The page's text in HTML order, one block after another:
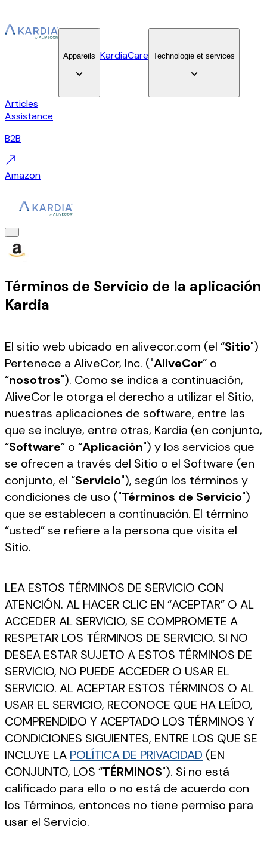
Appareils KardiaCare Technologie et services
Articles
Assistance
B2B
Amazon
Términos de Servicio de la aplicación
Kardia
El sitio web ubicado en alivecor.com (el “Sitio")
Pertenece a AliveCor, Inc. ("AliveCor” o
“nosotros"). Como se indica a continuación,
AliveCor le otorga el derecho a utilizar el Sitio,
nuestras aplicaciones de software, entre las
que se incluye, entre otras, Kardia (en conjunto,
“Software” o “Aplicación") y los servicios que
se ofrecen a través del Sitio o el Software (en
conjunto, el “Servicio"), según los términos y
condiciones de uso ("Términos de Servicio")
que se establecen a continuación. El término
“usted” se refiere a la persona que visita el
Sitio.
LEA ESTOS TÉRMINOS DE SERVICIO CON
ATENCIÓN. AL HACER CLIC EN “ACEPTAR” O AL
ACCEDER AL SERVICIO, SE COMPROMETE A
RESPETAR LOS TÉRMINOS DE SERVICIO. SI NO
DESEA ESTAR SUJETO A ESTOS TÉRMINOS DE
SERVICIO, NO PUEDE ACCEDER O USAR EL
SERVICIO. AL ACEPTAR ESTOS TÉRMINOS O AL
USAR EL SERVICIO, RECONOCE QUE HA LEÍDO,
COMPRENDIDO Y ACEPTADO LOS TÉRMINOS Y
CONDICIONES SIGUIENTES, ENTRE LOS QUE SE
INCLUYE LA POLÍTICA DE PRIVACIDAD (EN
CONJUNTO, LOS “TÉRMINOS"). Si no está
calificado para ello o no está de acuerdo con
los Términos, entonces no tiene permiso para
usar el Servicio.